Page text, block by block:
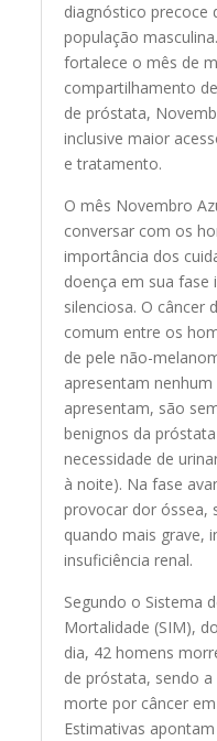
diagnóstico precoce
população
fortalece o mês de
compartilhamento
de próstata,
inclusive maior
e tratamento.
O mês Novembro
conversar com os
importância dos
doença em sua fase
silenciosa. O câncer
comum entre os
de pele não-
apresentam
apresentam, são
benignos da
necessidade de
à noite). Na fase
provocar dor óssea,
quando mais grave,
insuficiência renal.
Segundo o Sistema
Mortalidade (SIM),
dia, 42 homens
de próstata, sendo
morte por câncer
Estimativas